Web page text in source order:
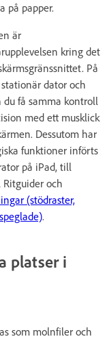
på papper.
är
kring det
På
dator och
du få samma kontroll
med ett musklick
Dessutom har
funktioner införts
på iPad, till
Ritguider och
(stödraster,
.
platser i
som molnfiler och